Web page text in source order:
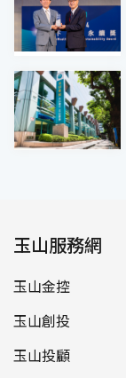
玉山服務網
玉山金控
玉山創投
玉山投顧